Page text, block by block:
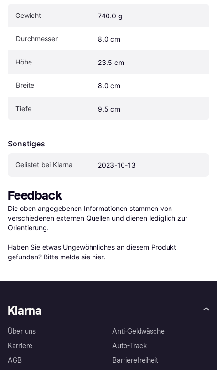
Gewicht 740.0 g
Durchmesser 8.0 cm
Höhe 23.5 cm
Breite 8.0 cm
Tiefe 9.5 cm
Sonstiges
Gelistet bei Klarna 2023-10-13
Feedback
Die oben angegebenen Informationen stammen von
verschiedenen externen Quellen und dienen lediglich zur
Orientierung.
Haben Sie etwas Ungewöhnliches an diesem Produkt
gefunden? Bitte melde sie hier.
Klarna
Über uns
Karriere
AGB
Anti-Geldwäsche
Auto-Track
Barrierefreiheit